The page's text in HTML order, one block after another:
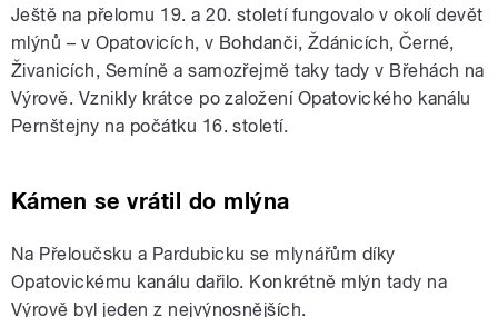
Ještě na přelomu 19. a 20. století fungovalo v okolí devět
mlýnů – v Opatovicích, v Bohdanči, Ždánicích, Černé,
Živanicích, Semíně a samozřejmě taky tady v Břehách na
Výrově. Vznikly krátce po založení Opatovického kanálu
Pernštejny na počátku 16. století.
Kámen se vrátil do mlýna
Na Přeloučsku a Pardubicku se mlynářům díky
Opatovickému kanálu dařilo. Konkrétně mlýn tady na
Výrově byl jeden z nejvýnosnějších.